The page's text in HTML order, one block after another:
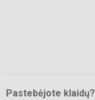
Pastebėjote klaidų?